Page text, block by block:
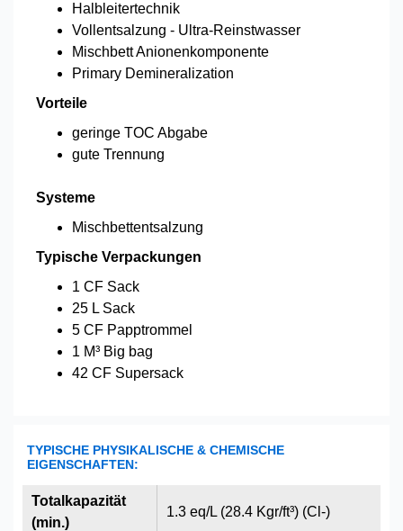
Halbleitertechnik
Vollentsalzung - Ultra-Reinstwasser
Mischbett Anionenkomponente
Primary Demineralization
Vorteile
geringe TOC Abgabe
gute Trennung
Systeme
Mischbettentsalzung
Typische Verpackungen
1 CF Sack
25 L Sack
5 CF Papptrommel
1 M³ Big bag
42 CF Supersack
TYPISCHE PHYSIKALISCHE & CHEMISCHE
EIGENSCHAFTEN:
1.3 eq/L (28.4 Kgr/ft³) (Cl-)
Totalkapazität
(min.)